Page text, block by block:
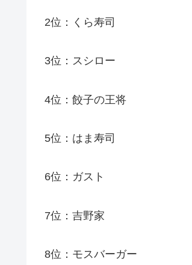
2位：くら寿司
3位：スシロー
4位：餃子の王将
5位：はま寿司
6位：ガスト
7位：吉野家
8位：モスバーガー